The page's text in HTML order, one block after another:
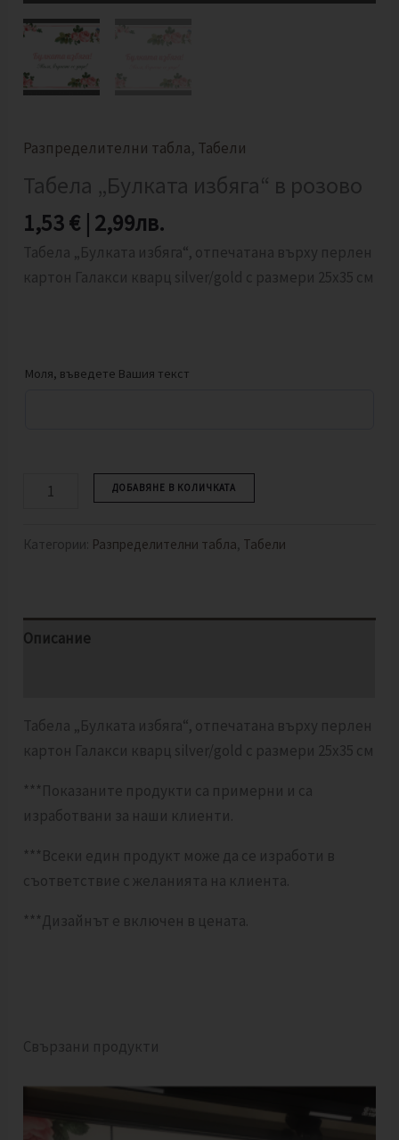
Разпределителни табла, Табели
Табела „Булката избяга“ в розово
1,53€ | 2,99лв.
Табела „Булката избяга“, отпечатана върху перлен
картон Галакси кварц silver/gold с размери 25х35 см
Моля, въведете Вашия текст
ДОБАВЯНЕ В КОЛИЧКАТА
Категории: Разпределителни табла, Табели
Описание
Табела „Булката избяга“, отпечатана върху перлен
картон Галакси кварц silver/gold с размери 25х35 см
***Показаните продукти са примерни и са
изработвани за наши клиенти.
***Всеки един продукт може да се изработи в
съответствие с желанията на клиента.
***Дизайнът е включен в цената.
Свързани продукти